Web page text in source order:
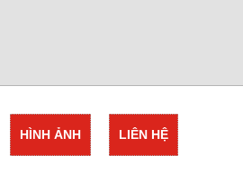
LIÊN HỆ
HÌNH ẢNH